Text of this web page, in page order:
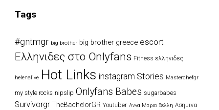
Tags
#gntmgr big brother big brother greece escort
Eλληνιδες στο Onlyfans Fitness ελληνιδες
helenalive Hot Links instagram Stories Masterchefgr
my style rocks nipslip Onlyfans Babes sugarbabes
Survivorgr TheBachelorGR Youtuber Αννα Μαρια Βελλη Ασημινα